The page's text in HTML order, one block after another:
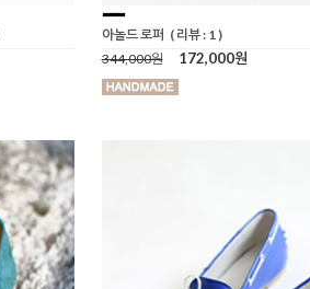
아놀드 로퍼 ( 리뷰 : 1 )
344,000원
172,000원